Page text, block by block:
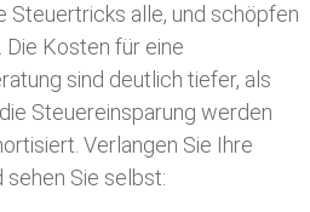
Steuertricks alle, und schöpfen
Die Kosten für eine
sind deutlich tiefer, als
Steuereinsparung werden
Verlangen Sie Ihre
Sie selbst: